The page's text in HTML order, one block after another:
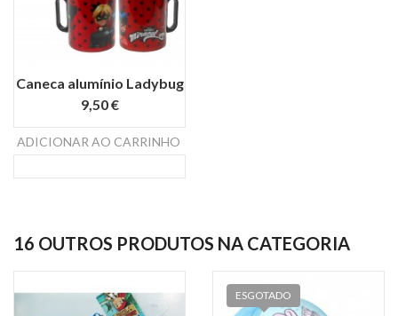
Caneca alumínio Ladybug
9,50 €
ADICIONAR AO CARRINHO
16 OUTROS PRODUTOS NA CATEGORIA
ESGOTADO